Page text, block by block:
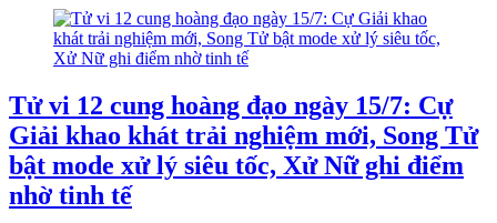
Tử vi 12 cung hoàng đạo ngày 15/7: Cự
Giải khao khát trải nghiệm mới, Song Tử
bật mode xử lý siêu tốc, Xử Nữ ghi điểm
nhờ tinh tế